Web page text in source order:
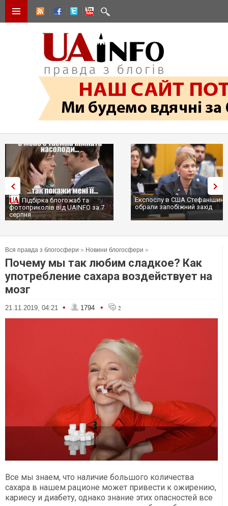
Підбірка блогожаб та
фотоприколів від UAINFO за 7
серпня
Експослу в США Стефанішиній
обрали запобіжний захід
Вся правда з блогосфери » Новини блогосфери »
Почему мы так любим сладкое? Как
употребление сахара воздействует на
мозг
21.11.2019, 04:21 • 1794 • 2
Все мы знаем, что наличие большого количества
сахара в нашем рационе может привести к ожирению,
кариесу и диабету, однако знание этих опасностей все